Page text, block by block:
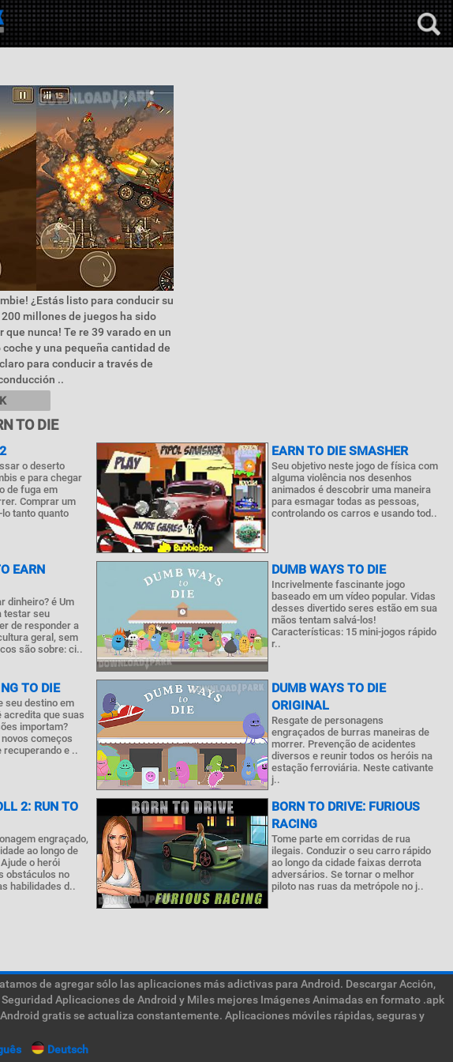
¿Estás listo para conducir su
millones de juegos ha sido
nunca! Te re 39 varado en un
y una pequeña cantidad de
para conducir a través de
..
TO DIE
o deserto
e para chegar
de fuga em
Comprar um
tanto quanto
EARN TO DIE SMASHER
Seu objetivo neste jogo de física com
alguma violência nos desenhos
animados é descobrir uma maneira
para esmagar todas as pessoas,
controlando os carros e usando tod..
EARN
dinheiro? é Um
testar seu
de responder a
geral, sem
são sobre: ci..
DUMB WAYS TO DIE
Incrivelmente fascinante jogo
baseado em um vídeo popular. Vidas
desses divertido seres estão em sua
mãos tentam salvá-los!
Características: 15 mini-jogos rápido
r..
TO DIE
seu destino em
acredita que suas
importam?
começos
recuperando e ..
DUMB WAYS TO DIE
ORIGINAL
Resgate de personagens
engraçados de burras maneiras de
morrer. Prevenção de acidentes
diversos e reunir todos os heróis na
estação ferroviária. Neste cativante
j..
2: RUN TO
engraçado,
ao longo de
o herói
obstáculos no
habilidades d..
BORN TO DRIVE: FURIOUS
RACING
Tome parte em corridas de rua
ilegais. Conduzir o seu carro rápido
ao longo da cidade faixas derrota
adversários. Se tornar o melhor
piloto nas ruas da metrópole no j..
de agregar sólo las aplicaciones más adictivas para Android. Descargar Acción,
Aplicaciones de Android y Miles mejores Imágenes Animadas en formato .apk
gratis se actualiza constantemente. Aplicaciones móviles rápidas, seguras y
Deutsch